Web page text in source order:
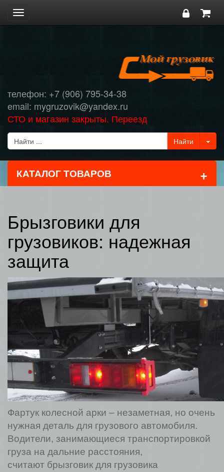
Toggle
navigation
телефон: +7 (906) 795-34-38
email: mygruzovik@yandex.ru
СТО и магазин закрыты. Переезд
КАТАЛОГ ТОВАРОВ +
Брызговики для
грузовиков: надежная
защита
Фартук колесной арки – незаметная, но очень
нужная деталь для грузового автомобиля.
Водители, занимающиеся транспортировкой
груза на дальние расстояния,
считают брызговик для грузовика